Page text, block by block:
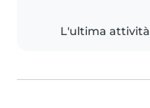
L'ultima attività